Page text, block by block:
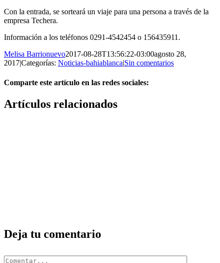
Con la entrada, se sorteará un viaje para una persona a través de la
empresa Techera.
Información a los teléfonos 0291-4542454 o 156435911.
Melisa Barrionuevo2017-08-28T13:56:22-03:00agosto 28,
2017|Categorías: Noticias-bahiablanca|Sin comentarios
Comparte este artículo en las redes sociales:
Facebook
X
Reddit
LinkedIn
Pinterest
Vk
Artículos relacionados
Deja tu comentario
Comentar